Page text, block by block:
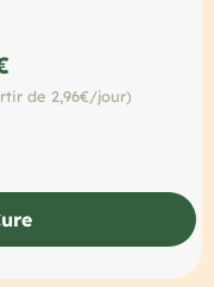
de 2,96€/jour)